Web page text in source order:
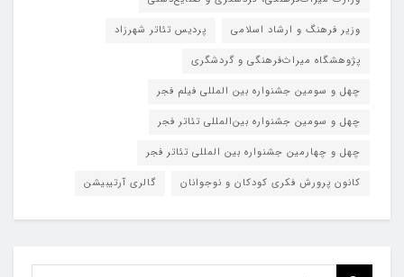
وزیر فرهنگ و ارشاد اسلامی
پردیس تئاتر شهرزاد
پژوهشگاه میراث‌فرهنگی و گردشگری
چهل و سومین جشنواره بین المللی فیلم فجر
چهل و سومین جشنواره بین‌المللی تئاتر فجر
چهل و چهارمین جشنواره بین المللی تئاتر فجر
کانون پرورش فکری کودکان و نوجوانان
گالری آرتیبیشن